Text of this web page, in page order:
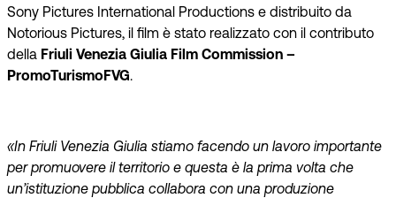
Sony Pictures International Productions e distribuito da
Notorious Pictures, il film è stato realizzato con il contributo
della Friuli Venezia Giulia Film Commission –
PromoTurismoFVG.
«In Friuli Venezia Giulia stiamo facendo un lavoro importante
per promuovere il territorio e questa è la prima volta che
un’istituzione pubblica collabora con una produzione